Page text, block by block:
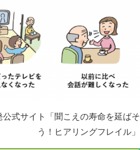
公式サイト「聞こえの寿命を延ばそ
う！ヒアリングフレイル」